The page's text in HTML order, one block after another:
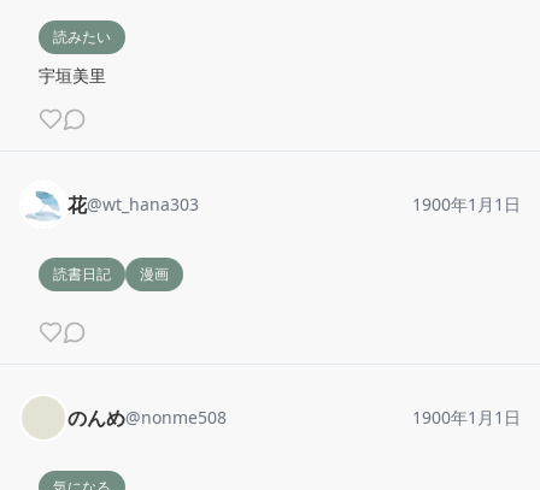
読みたい
宇垣美里
花@wt_hana303 1900年1月1日
読書日記 漫画
のんめ@nonme508 1900年1月1日